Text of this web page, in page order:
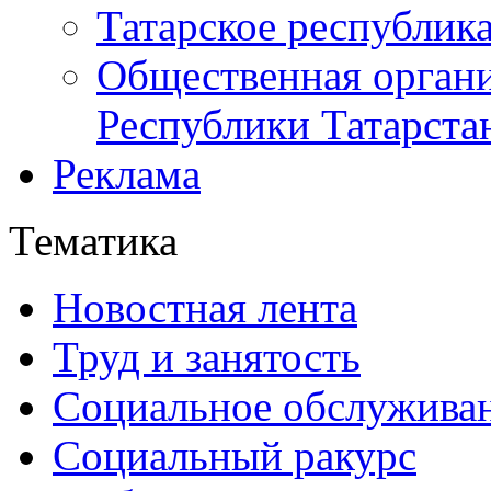
Татарское
Общественная
Республики
Реклама
Тематика
Новостная лента
Труд и занятость
Социальное
Социальный ракурс